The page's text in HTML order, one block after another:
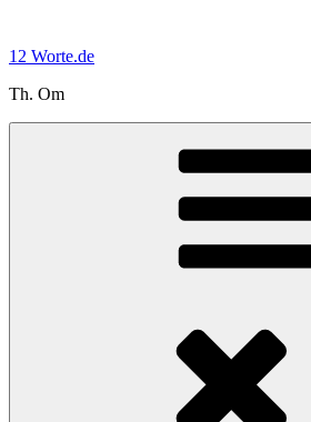
springen
12 Worte.de
Th. Om